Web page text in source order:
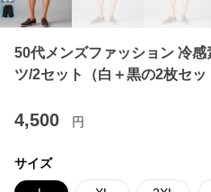
50代メンズファッション 冷
ツ/2セット（白＋黒の2枚セッ
4,500 円
サイズ